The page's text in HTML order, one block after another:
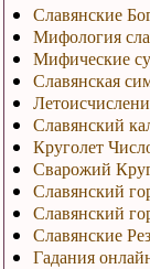
Славянские
Мифология
Мифические
Славянская
Славянский
Круголет
Сварожий
Славянский
Славянский
Славянские
Гадания